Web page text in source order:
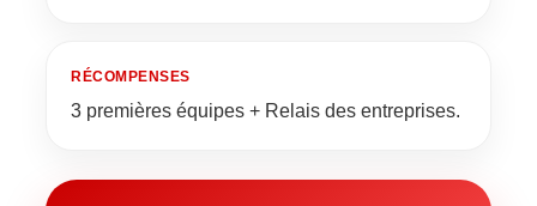
RÉCOMPENSES
3 premières équipes + Relais des entreprises.